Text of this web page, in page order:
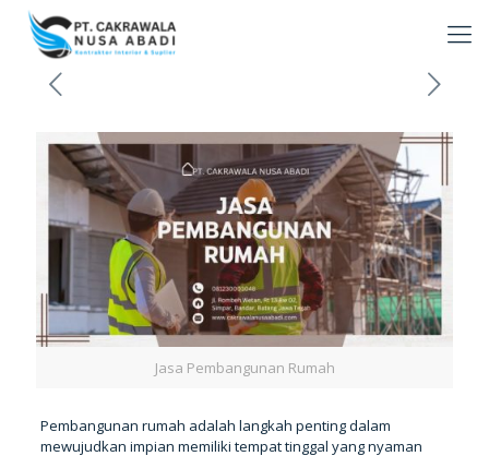
Jasa Pembangunan Rumah
Pembangunan rumah adalah langkah penting dalam
mewujudkan impian memiliki tempat tinggal yang nyaman